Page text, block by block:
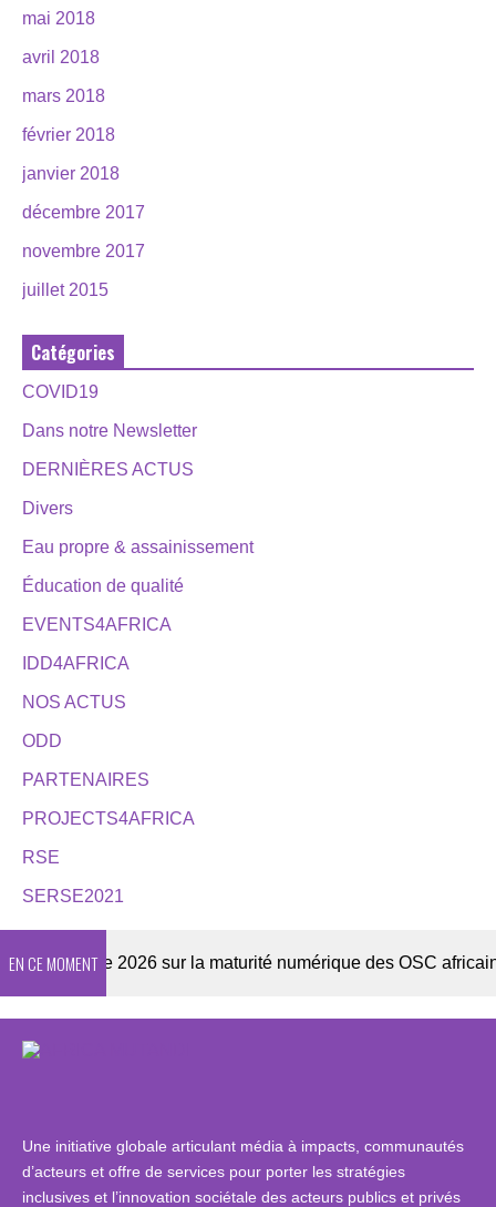
mai 2018
avril 2018
mars 2018
février 2018
janvier 2018
décembre 2017
novembre 2017
juillet 2015
Catégories
COVID19
Dans notre Newsletter
DERNIÈRES ACTUS
Divers
Eau propre & assainissement
Éducation de qualité
EVENTS4AFRICA
IDD4AFRICA
NOS ACTUS
ODD
PARTENAIRES
PROJECTS4AFRICA
RSE
SERSE2021
EN CE MOMENT
Enquête 2026 sur la maturité numérique des OSC africaines
Une initiative globale articulant média à impacts, communautés
d’acteurs et offre de services pour porter les stratégies
inclusives et l’innovation sociétale des acteurs publics et privés